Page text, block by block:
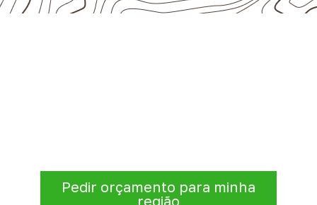
Pedir orçamento para minha
região